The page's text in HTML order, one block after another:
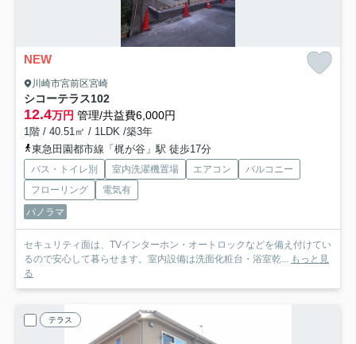
NEW
川崎市宮前区宮崎
シコーテラス102
12.4万円 管理/共益費6,000円
1階 / 40.51㎡ / 1LDK /築3年
東急田園都市線「梶が谷」駅 徒歩17分
バス・トイレ別 室内洗濯機置場 エアコン
バルコニー
フローリング
電気有
パノラマ
セキュリティ面は、TVインターホン・オートロックなどを備え付けてい
るので安心して暮らせます。室内設備は洗面化粧台・浴室乾... もっと見
る
テラス